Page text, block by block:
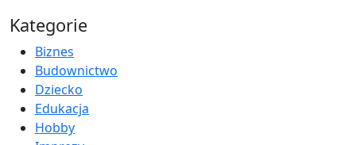
Kategorie
Biznes
Budownictwo
Dziecko
Edukacja
Hobby